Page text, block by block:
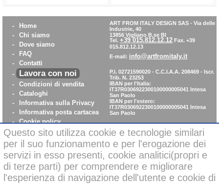
-
Home
-
Chi siamo
-
Dove siamo
-
FAQ
-
Contatti
-
Lavora con noi
-
Condizioni di vendita
-
Cataloghi
-
Informativa sulla Privacy
-
Informativa posta cartacea
- Cookie policy
- WhistleBlowing
Parità di Genere
ART FROM ITALY DESIGN SAS - Via delle
Industrie, 40
13856 Vigliano B.se BI
Tel. +39 015.812.12.12 Fax. +39
015.812.12.13
E-mail: info@artfromitaly.it
P.I. 02721590020 - C.C.I.A.A. 208469 - Iscr.
Trib. N. 23253
IBAN per l'Italia:
IT37R0306922300100000005041 Intesa
San Paolo
IBAN per l'estero:
IT37R0306922300100000005041 Intesa
San Paolo
Pagamenti sicuri con carta di credito on-line
Questo sito utilizza cookie e tecnologie similari
per il suo funzionamento e per l'erogazione dei
servizi in esso presenti, cookie analitici(propri e
di terze parti) per comprendere e migliorare
l'esperienza di navigazione dell'utente e cookie di